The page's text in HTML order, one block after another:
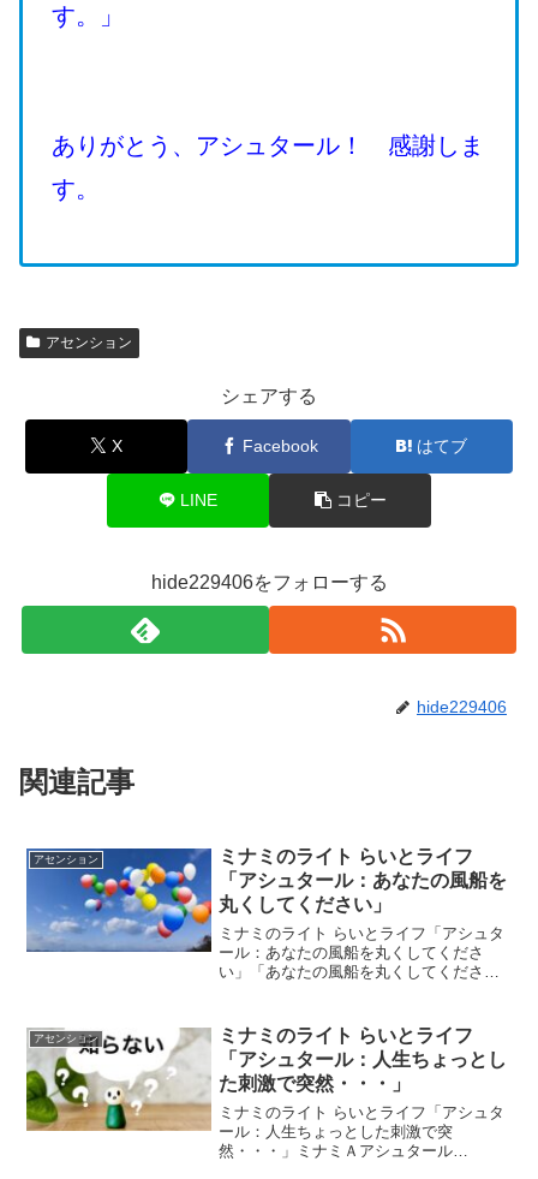
す。」
ありがとう、アシュタール！ 感謝しま
す。
アセンション
シェアする
X Facebook はてブ
LINE コピー
hide229406をフォローする
hide229406
関連記事
アセンション
ミナミのライト らいとライフ
「アシュタール：あなたの風船を
丸くしてください」
ミナミのライト らいとライフ「アシュタ
ール：あなたの風船を丸くしてくださ
い」「あなたの風船を丸くしてくださ
＾「こんにちは こうしてお話できるこ
とに感謝します。あなたの...
アセンション
ミナミのライト らいとライフ
「アシュタール：人生ちょっとし
た刺激で突然・・・」
ミナミのライト らいとライフ「アシュタ
ール：人生ちょっとした刺激で突
然・・・」ミナミＡアシュタール